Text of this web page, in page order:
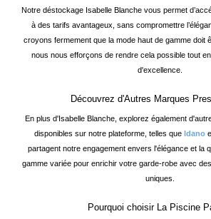
Notre déstockage Isabelle Blanche vous permet
à des tarifs avantageux, sans compromettre
croyons fermement que la mode haut de gamme doit
nous nous efforçons de rendre cela possible tout
d'excellence.
Découvrez d'Autres Marques
En plus d'Isabelle Blanche, explorez également
disponibles sur notre plateforme, telles que Idano
partagent notre engagement envers l'élégance et la
gamme variée pour enrichir votre garde-robe avec
uniques.
Pourquoi choisir La Piscine